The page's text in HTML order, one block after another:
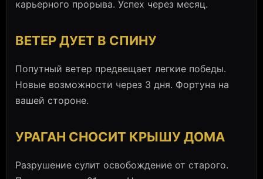
карьерного прорыва. Успех через месяц.
ВЕТЕР ДУЕТ В СПИНУ
Попутный ветер предвещает легкие победы.
Новые возможности через 3 дня. Фортуна на
вашей стороне.
УРАГАН СНОСИТ КРЫШУ ДОМА
Разрушение сулит освобождение от старого.